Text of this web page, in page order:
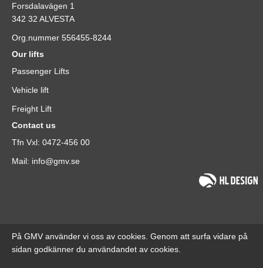
Forsdalavägen 1
342 32 ALVESTA
Org.nummer 556455-8244
Our lifts
Passenger Lifts
Vehicle lift
Freight Lift
Contact us
Tfn Vxl: 0472-456 00
Mail: info@gmv.se
På GMV använder vi oss av cookies. Genom att surfa vidare på
sidan godkänner du användandet av cookies.